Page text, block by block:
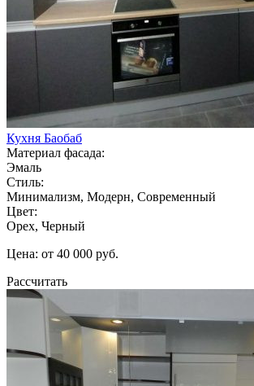
Кухня Баобаб
Материал фасада:
Эмаль
Стиль:
Минимализм, Модерн, Современный
Цвет:
Орех, Черный
Цена: от 40 000 руб.
Рассчитать